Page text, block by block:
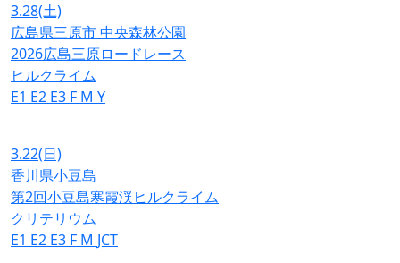
3.28(土)
広島県三原市 中央森林公園
2026広島三原ロードレース
ヒルクライム
E1 E2 E3 F M Y
3.22(日)
香川県小豆島
第2回小豆島寒霞渓ヒルクライム
クリテリウム
E1 E2 E3 F M JCT